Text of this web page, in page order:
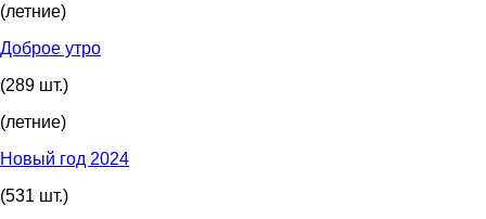
(летние)
Доброе утро
(289 шт.)
(летние)
Новый год 2024
(531 шт.)